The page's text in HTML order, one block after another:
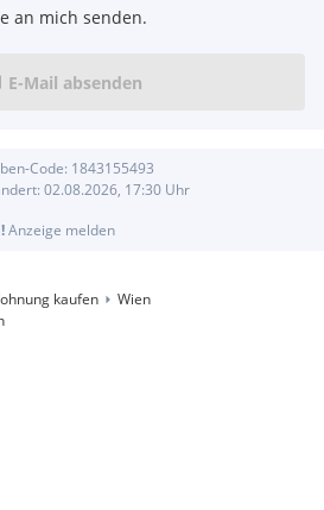
an mich senden.
E-Mail absenden
Code: 1843155493
02.08.2026, 17:30Uhr
!Anzeige melden
kaufen
Wien